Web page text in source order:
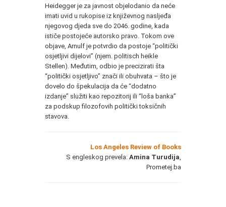
Heidegger je za javnost objelodanio da neće
imati uvid u rukopise iz književnog nasljeđa
njegovog djeda sve do 2046. godine, kada
ističe postojeće autorsko pravo. Tokom ove
objave, Arnulf je potvrdio da postoje “politički
osjetljivi dijelovi” (njem. politisch heikle
Stellen). Međutim, odbio je precizirati šta
“politički osjetljivo” znači ili obuhvata – što je
dovelo do špekulacija da će “dodatno
izdanje” služiti kao repozitorij ili “loša banka”
za podskup filozofovih politički toksičnih
stavova.
Los Angeles Review of Books
S engleskog prevela: Amina Turudija
Prometej.ba